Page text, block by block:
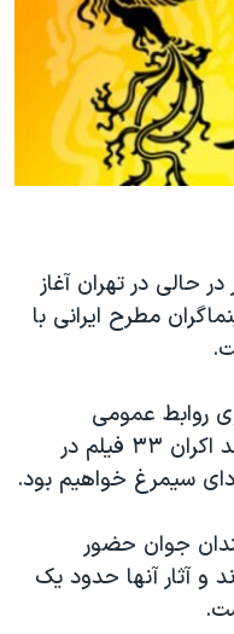
حالی در تهران آغاز
مطرح ایرانی با
روابط عمومی
جشنواره منتشر شده، امسال شاهد اکران ۳۳ فیلم در
سیمرغ خواهیم بود.
جوان حضور
و آثار آنها حدود یک